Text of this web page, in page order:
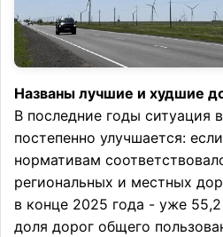
Названы лучшие и худшие
В последние годы ситуация
постепенно улучшается:
нормативам
региональных и местных
в конце 2025 года - уже
доля дорог общего